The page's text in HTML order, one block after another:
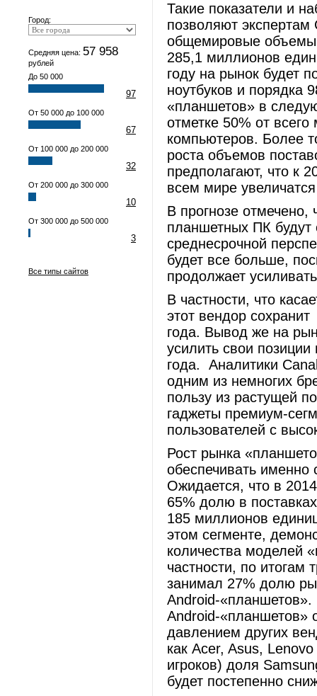
Город:
Средняя цена: 57 958
рублей
До 50 000
97
От 50 000 до 100 000
67
От 100 000 до 200 000
32
От 200 000 до 300 000
10
От 300 000 до 500 000
3
Все типы сайтов
Такие показатели и
позволяют экспертам
общемировые объемы
285,1 миллионов
году на рынок будет
ноутбуков и
«планшетов» в
отметке 50% от
компьютеров. Более
роста объемов
предполагают, что к
всем мире
В прогнозе отмечено,
планшетных ПК будут
среднесрочной
будет все больше,
продолжает
В частности, что
этот вендор
года. Вывод же на
усилить свои
года. Аналитики
одним из немногих
пользу из растущей
гаджеты премиум-
пользователей с
Рост рынка
обеспечивать
Ожидается, что в
65% долю в
185 миллионов
этом сегменте,
количества моделей
частности, по итогам
занимал 27% долю
Android-
Android-«планшетов»
давлением других
как Acer, Asus,
игроков) доля
будет постепенно